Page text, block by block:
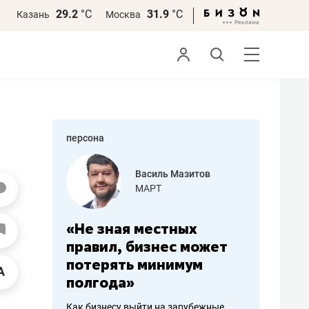
Казань 29.2 °С Москва 31.9 °С
персона
работа
Василь Мазитов
МАРТ
«Не зная местных
правил, бизнес может
потерять минимум
полгода»